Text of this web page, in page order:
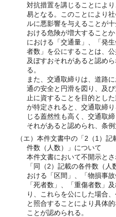
対抗措置を講じることによ
易となる。このことにより
ルに悪影響を与えることが
おける危険が増大すること
における「交通量」、「発
者数」を公にすることは、
及ぼすおそれがあると認め
る。
また、交通取締りは、道路
通の安全と円滑を図り、及
止に資することを目的とし
が特定されると、交通取締
じる蓋然性も高く、交通取
それがあると認められ、条
（エ）本件文書中の「2（1）
件数（人数）」について
本件文書において不開示と
「同（2）記載の各件数（
おける「区間」、「物損事
「死者数」、「重傷者数」
り、これらを公にした場合
と照合することにより具体
ことが認められる。